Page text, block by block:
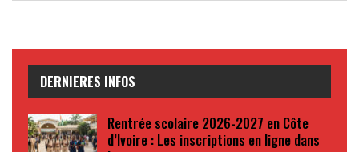
DERNIERES INFOS
Rentrée scolaire 2026-2027 en Côte
d’Ivoire : Les inscriptions en ligne dans